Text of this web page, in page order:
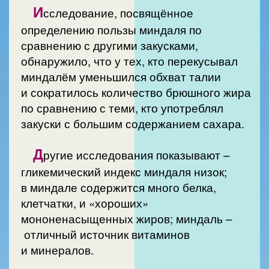
Исследование, посвящённое
определению пользы миндаля по
сравнению с другими закусками,
обнаружило, что у тех, кто перекусывал
миндалём уменьшился обхват талии
и сократилось количество брюшного жира
по сравнению с теми, кто употреблял
закуски с большим содержанием сахара.
Другие исследования показывают –
гликемический индекс миндаля низок;
в миндале содержится много белка,
клетчатки, и «хороших»
мононенасыщенных жиров; миндаль –
отличный источник витаминов
и минералов.